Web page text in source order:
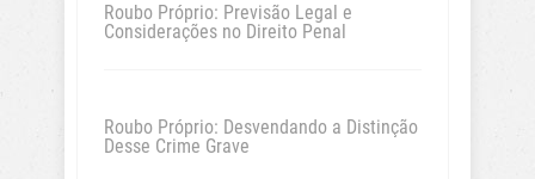
Roubo Próprio: Previsão Legal e
Considerações no Direito Penal
Roubo Próprio: Desvendando a Distinção
Desse Crime Grave